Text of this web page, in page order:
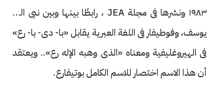
١٩٨٣ ونشرها فى مجلة JEA ، رابطًا بينها وبين نبى الله
يوسف، وفوطيفار فى اللغة العبرية يقابل «با- دى- با- رع»
فى الهيروغليفية ومعناه «الذى وهبه الإله رع».. ويعتقد
أن هذا الاسم اختصار للاسم الكامل بوتيفارع.